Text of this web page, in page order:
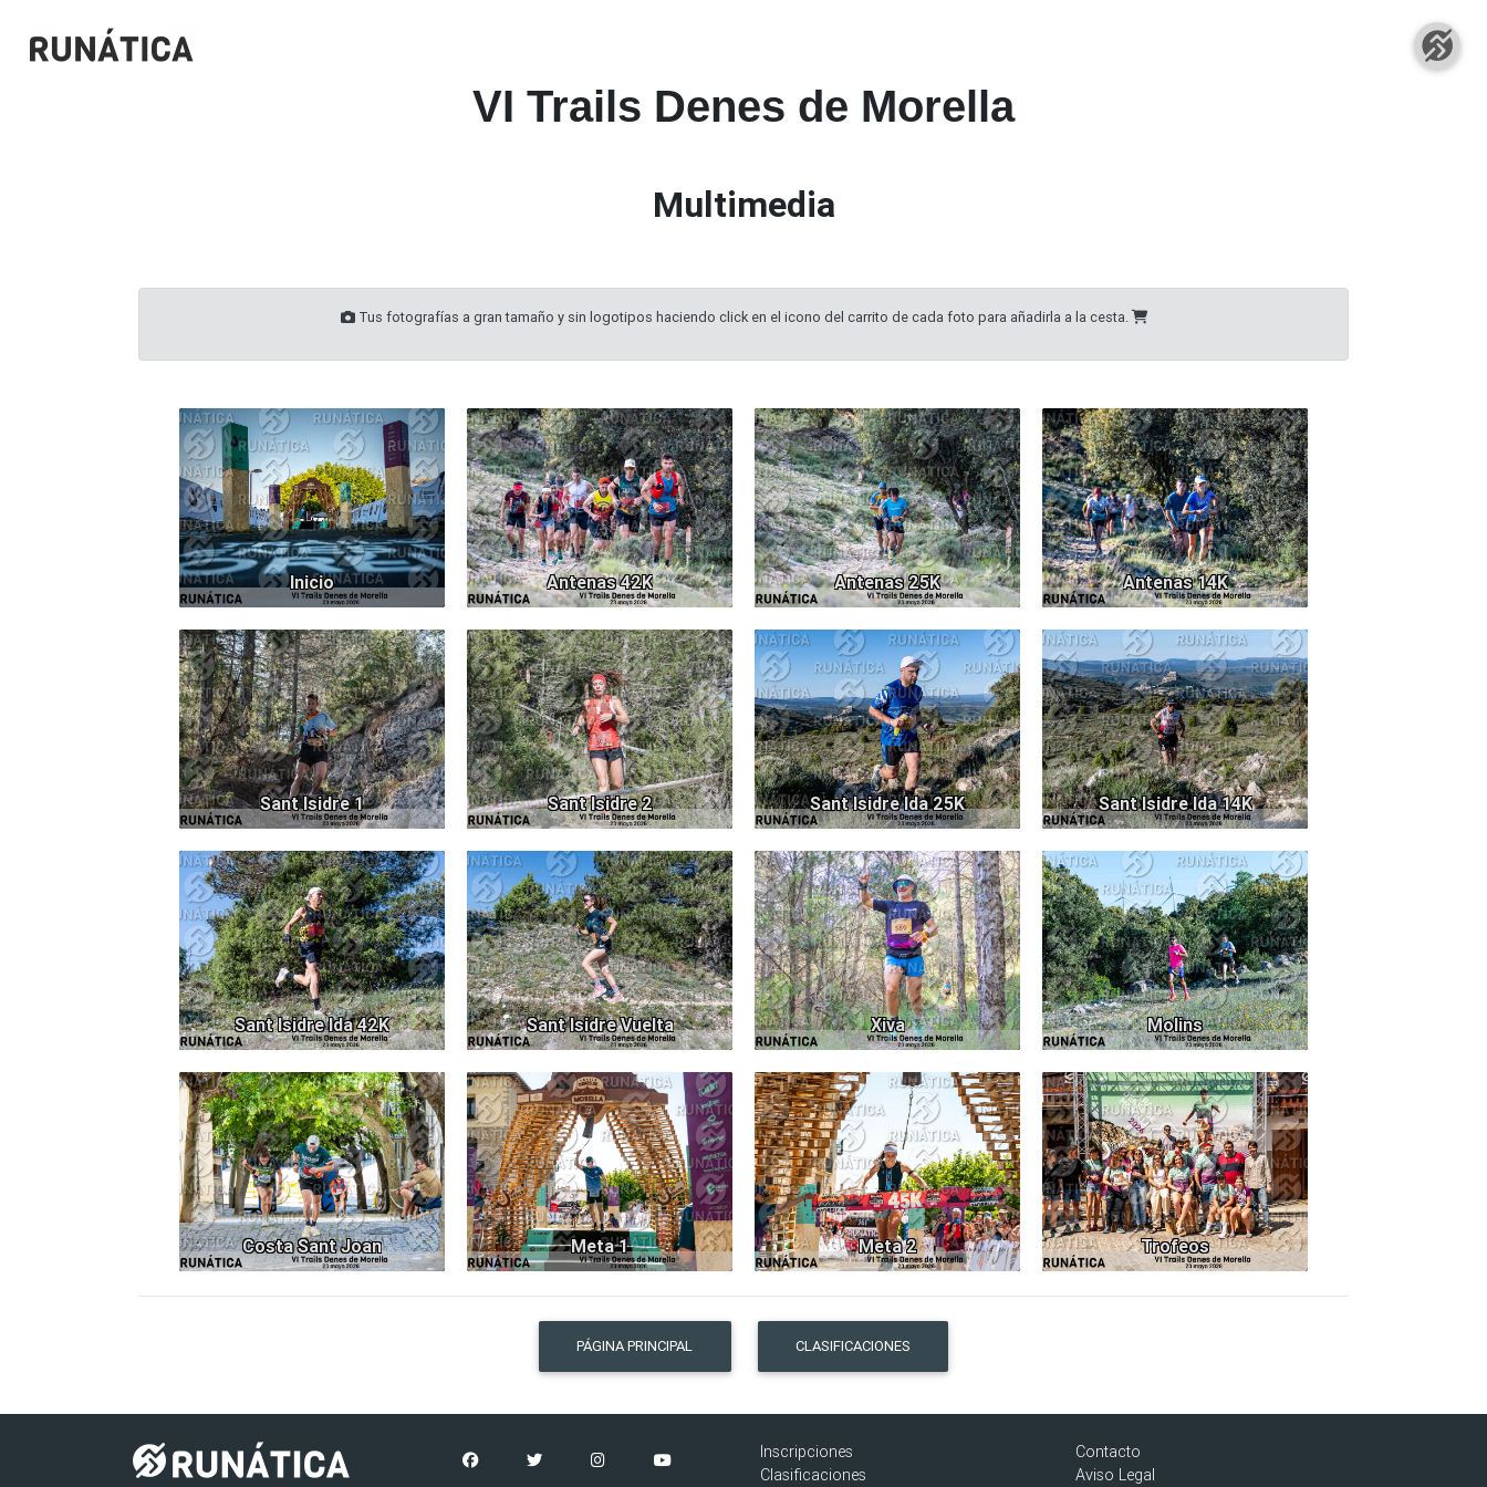
VI Trails Denes de Morella
Multimedia
Tus fotografías a gran tamaño y sin logotipos haciendo click en el icono del carrito de cada foto para añadirla a la cesta.
Inicio
324
Antenas 42K
602
Antenas 25K
809
Antenas 14K
928
Sant Isidre 1
1967
Sant Isidre 2
1315
Sant Isidre Ida 25K
971
Sant Isidre Ida 14K
1078
Sant Isidre Ida 42K
797
Sant Isidre Vuelta
1875
Xiva
978
Molins
984
Costa Sant Joan
2134
Meta 1
2803
Meta 2
1938
Trofeos
179
PÁGINA PRINCIPAL CLASIFICACIONES
Inscripciones
Clasificaciones
Contacto
Aviso Legal